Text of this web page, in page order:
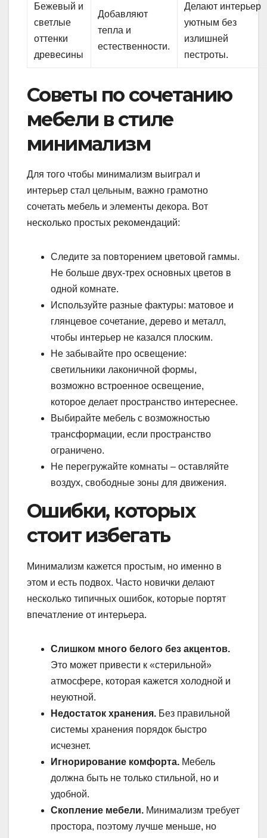
Бежевый и
светлые
оттенки
древесины
Добавляют
тепла и
естественности.
Делают интерьер
уютным без
излишней
пестроты.
Советы по сочетанию
мебели в стиле
минимализм
Для того чтобы минимализм выиграл и
интерьер стал цельным, важно грамотно
сочетать мебель и элементы декора. Вот
несколько простых рекомендаций:
Следите за повторением цветовой гаммы.
Не больше двух-трех основных цветов в
одной комнате.
Используйте разные фактуры: матовое и
глянцевое сочетание, дерево и металл,
чтобы интерьер не казался плоским.
Не забывайте про освещение:
светильники лаконичной формы,
возможно встроенное освещение,
которое делает пространство интереснее.
Выбирайте мебель с возможностью
трансформации, если пространство
ограничено.
Не перегружайте комнаты – оставляйте
воздух, свободные зоны для движения.
Ошибки, которых
стоит избегать
Минимализм кажется простым, но именно в
этом и есть подвох. Часто новички делают
несколько типичных ошибок, которые портят
впечатление от интерьера.
Слишком много белого без акцентов.
Это может привести к «стерильной»
атмосфере, которая кажется холодной и
неуютной.
Недостаток хранения. Без правильной
системы хранения порядок быстро
исчезнет.
Игнорирование комфорта. Мебель
должна быть не только стильной, но и
удобной.
Скопление мебели. Минимализм требует
простора, поэтому лучше меньше, но